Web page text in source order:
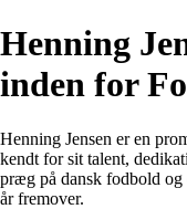
Henning
inden for
Henning Jensen er en
kendt for sit talent,
præg på dansk fodbold og
år fremover.